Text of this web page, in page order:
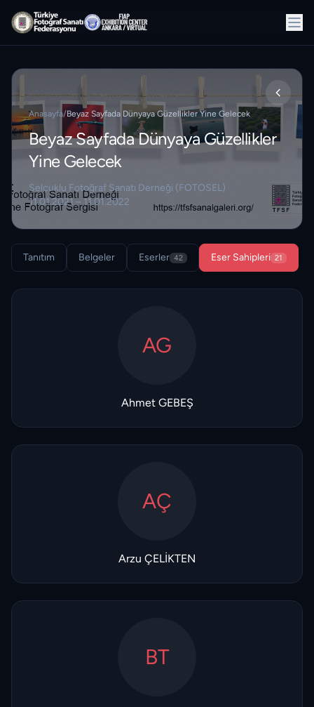
Anasayfa/Beyaz Sayfada Dünyaya Güzellikler Yine Gelecek
Beyaz Sayfada Dünyaya Güzellikler
Yine Gelecek
Selçuklu Fotoğraf Sanatı Derneği (FOTOSEL)
11.01.2021 – 11.01.2022
Tanıtım Belgeler Eserler 42 Eser Sahipleri 21
AG
Ahmet GEBEŞ
AÇ
Arzu ÇELİKTEN
BT